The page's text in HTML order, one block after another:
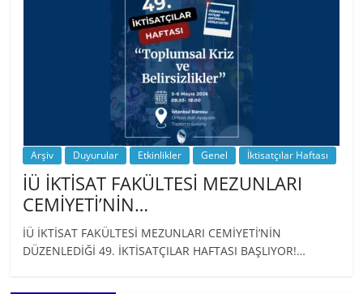
Arşiv Duyurular Etkinlikler Genel İktisatçılar Haftası
İÜ İKTİSAT FAKÜLTESİ MEZUNLARI
CEMİYETİ’NİN…
İÜ İKTİSAT FAKÜLTESİ MEZUNLARI CEMİYETİ’NİN
DÜZENLEDİĞİ 49. İKTİSATÇILAR HAFTASI BAŞLIYOR!…